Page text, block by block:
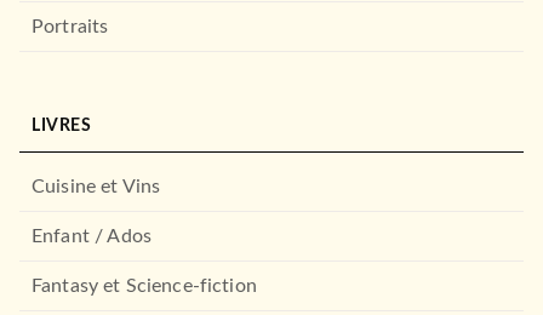
Portraits
LIVRES
Cuisine et Vins
Enfant / Ados
Fantasy et Science-fiction